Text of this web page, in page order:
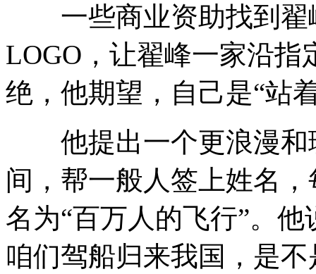
一些商业资助找到翟
LOGO，让翟峰一家沿
绝，他期望，自己是“站
他提出一个更浪漫和
间，帮一般人签上姓名
名为“百万人的飞行”。
咱们驾船归来我国，是